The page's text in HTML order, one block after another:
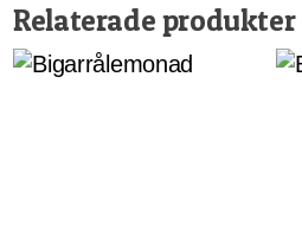
Relaterade produkter